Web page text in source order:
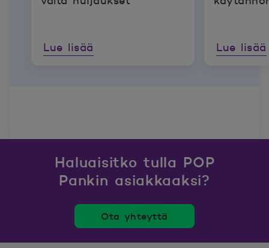
Lue lisää Lue lisää
Haluaisitko tulla POP
Pankin asiakkaaksi?
Ota yhteyttä